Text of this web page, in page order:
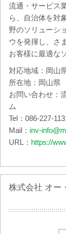
流通・サービス
ら、自治体を対
野のソリューシ
ウを発揮し、さ
お客様に最適な
対応地域：岡山
所在地：岡山
お問い合わせ：
ム
Tel：086-227-
Mail： inv-
URL： https://
株式会社 オー